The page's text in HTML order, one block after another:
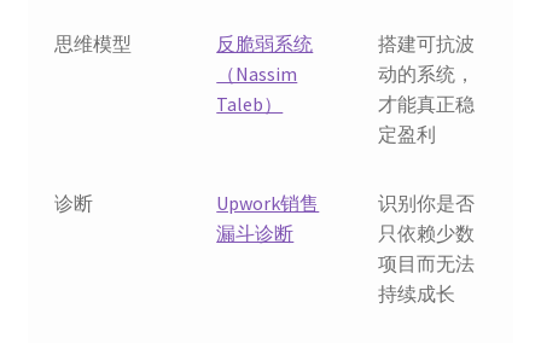
思维模型
反脆弱系统
（Nassim
Taleb）
搭建可抗波
动的系统，
才能真正稳
定盈利
诊断
Upwork销售
漏斗诊断
识别你是否
只依赖少数
项目而无法
持续成长